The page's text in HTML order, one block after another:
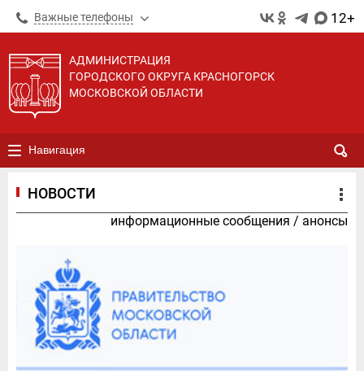
Важные телефоны 12+
АДМИНИСТРАЦИЯ
ГОРОДСКОГО ОКРУГА КРАСНОГОРСК
МОСКОВСКОЙ ОБЛАСТИ
Навигация
НОВОСТИ
информационные сообщения / анонсы